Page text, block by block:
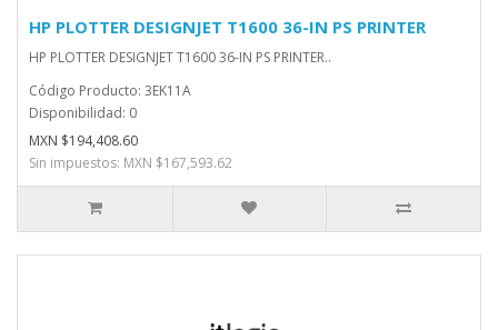
HP PLOTTER DESIGNJET T1600 36-IN PS PRINTER
HP PLOTTER DESIGNJET T1600 36-IN PS PRINTER..
Código Producto: 3EK11A
Disponibilidad: 0
MXN $194,408.60
Sin impuestos: MXN $167,593.62